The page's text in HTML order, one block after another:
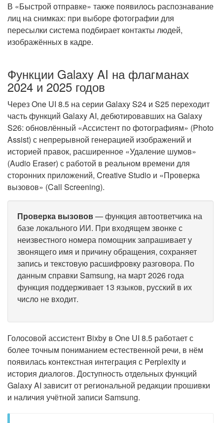
В «Быстрой отправке» также появилось распознавание
лиц на снимках: при выборе фотографии для
пересылки система подбирает контакты людей,
изображённых в кадре.
Функции Galaxy AI на флагманах
2024 и 2025 годов
Через One UI 8.5 на серии Galaxy S24 и S25 переходит
часть функций Galaxy AI, дебютировавших на Galaxy
S26: обновлённый «Ассистент по фотографиям» (Photo
Assist) с непрерывной генерацией изображений и
историей правок, расширенное «Удаление шумов»
(Audio Eraser) с работой в реальном времени для
сторонних приложений, Creative Studio и «Проверка
вызовов» (Call Screening).
Проверка вызовов— функция автоответчика на
базе локального ИИ. При входящем звонке с
неизвестного номера помощник запрашивает у
звонящего имя и причину обращения, сохраняет
запись и текстовую расшифровку разговора. По
данным справки Samsung, на март 2026 года
функция поддерживает 13 языков, русский в их
число не входит.
Голосовой ассистент Bixby в One UI 8.5 работает с
более точным пониманием естественной речи, в нём
появилась контекстная интеграция с Perplexity и
история диалогов. Доступность отдельных функций
Galaxy AI зависит от региональной редакции прошивки
и наличия учётной записи Samsung.